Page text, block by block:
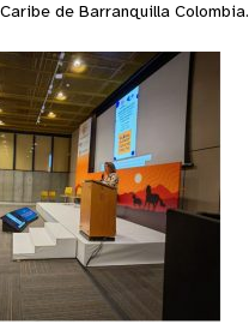
de Barranquilla Colombia.